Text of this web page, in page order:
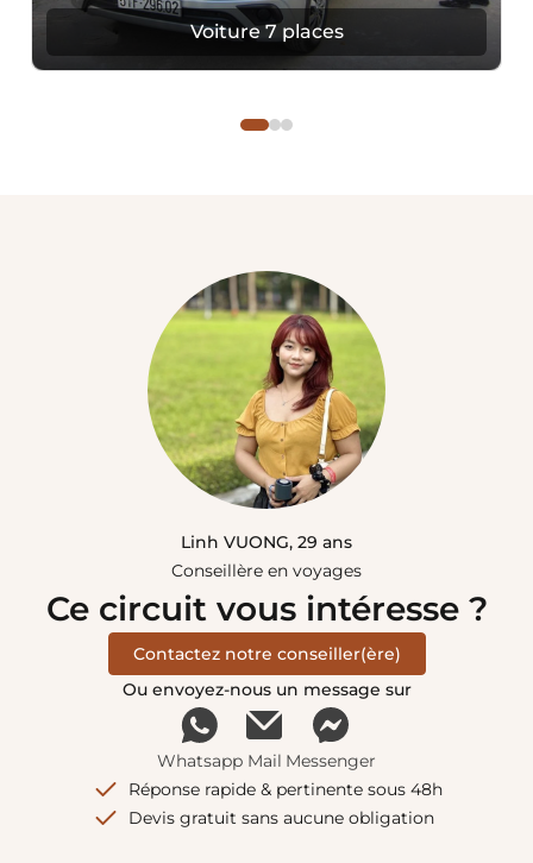
Voiture 7 places
Linh VUONG, 29 ans
Conseillère en voyages
Ce circuit vous intéresse ?
Contactez notre conseiller(ère)
Ou envoyez-nous un message sur
Whatsapp Mail Messenger
Réponse rapide & pertinente sous 48h
Devis gratuit sans aucune obligation